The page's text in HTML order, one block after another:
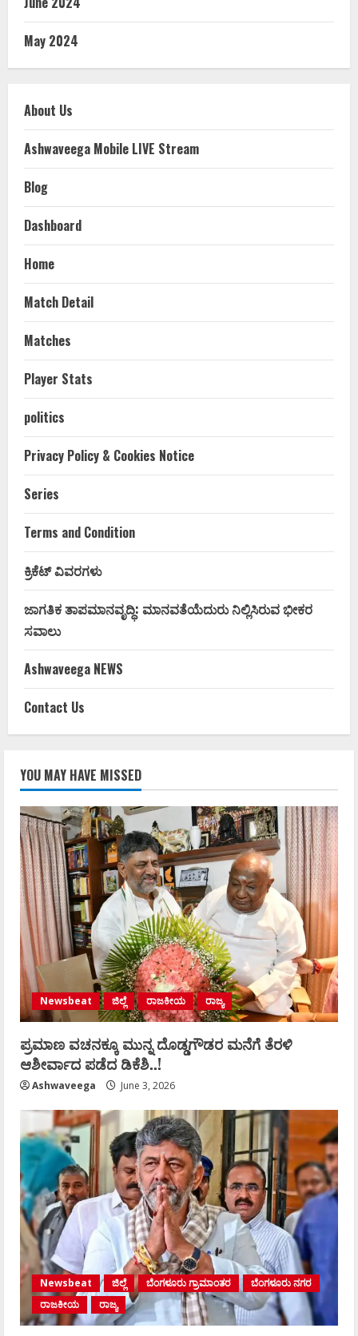
May 2024
About Us
Ashwaveega Mobile LIVE Stream
Blog
Dashboard
Home
Match Detail
Matches
Player Stats
politics
Privacy Policy & Cookies Notice
Series
Terms and Condition
ಕ್ರಿಕೆಟ್ ವಿವರಗಳು
ಜಾಗತಿಕ ತಾಪಮಾನವೃದ್ಧಿ: ಮಾನವತೆಯೆದುರು ನಿಲ್ಲಿಸಿರುವ ಭೀಕರ
ಸವಾಲು
Ashwaveega NEWS
Contact Us
YOU MAY HAVE MISSED
Newsbeat ಜಿಲ್ಲೆ ರಾಜಕೀಯ ರಾಜ್ಯ
ಪ್ರಮಾಣ ವಚನಕ್ಕೂ ಮುನ್ನ ದೊಡ್ಡಗೌಡರ ಮನೆಗೆ ತೆರಳಿ
ಆಶೀರ್ವಾದ ಪಡೆದ ಡಿಕೆಶಿ..!
Ashwaveega June 3, 2026
Newsbeat ಜಿಲ್ಲೆ ಬೆಂಗಳೂರು ಗ್ರಾಮಾಂತರ
ಬೆಂಗಳೂರು ನಗರ
ರಾಜಕೀಯ
ರಾಜ್ಯ